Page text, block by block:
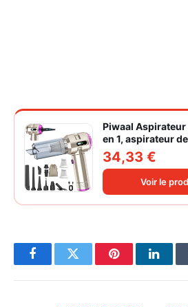
Piwaal Aspirateur
en 1, aspirateur
000 Pa avec
souffleur
220 000 tr/min 3
d'animaux
34,33 €
Voir le
FacebookTwitter Pinterest